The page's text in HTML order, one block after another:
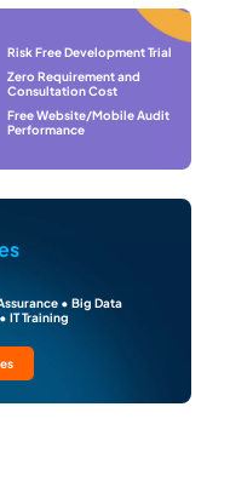
Risk Free Development Trial
Zero Requirement and
Consultation Cost
Free Website/Mobile Audit
Performance
• Big Data
IT Training